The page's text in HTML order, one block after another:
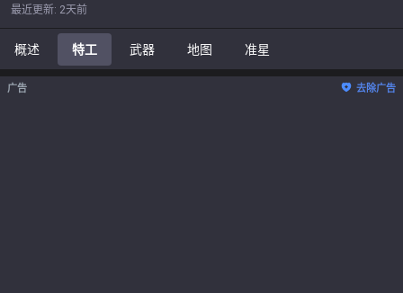
最近更新: 2天前
概述 特工 武器 地图 准星
广告 去除广告